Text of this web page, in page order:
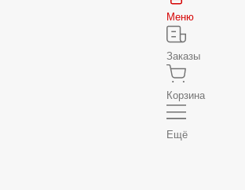
Меню
Заказы
Корзина
Ещё